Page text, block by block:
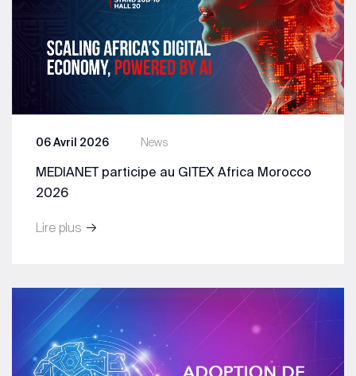
News
06 Avril 2026
MEDIANET participe au GITEX Africa Morocco
2026
Lire plus